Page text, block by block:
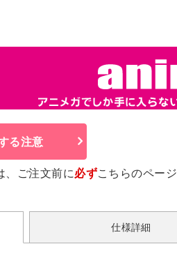
る注意
、ご注文前に必ずこちらのページ
仕様詳細